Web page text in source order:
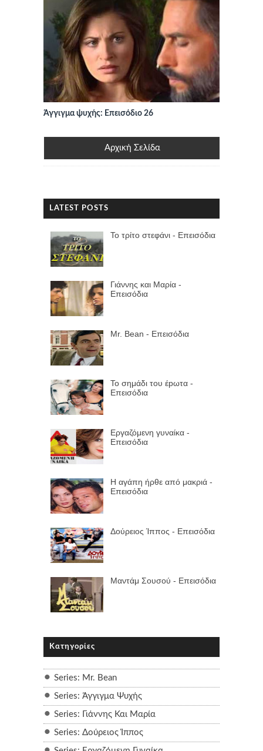
Άγγιγμα ψυχής: Επεισόδιο 26
Αρχική Σελίδα
LATEST POSTS
Το τρίτο στεφάνι - Επεισόδια
Γιάννης και Μαρία -
Επεισόδια
Mr. Bean - Επεισόδια
Το σημάδι του έpωτα -
Επεισόδια
Εργαζόμενη γυναίκα -
Επεισόδια
Η αγάπη ήρθε από μακριά -
Επεισόδια
Δούρειος Ίππος - Επεισόδια
Μαντάμ Σουσού - Επεισόδια
Κατηγορίες
Series: Mr. Bean
Series: Άγγιγμα Ψυχής
Series: Γιάννης Και Μαρία
Series: Δούρειος Ίππος